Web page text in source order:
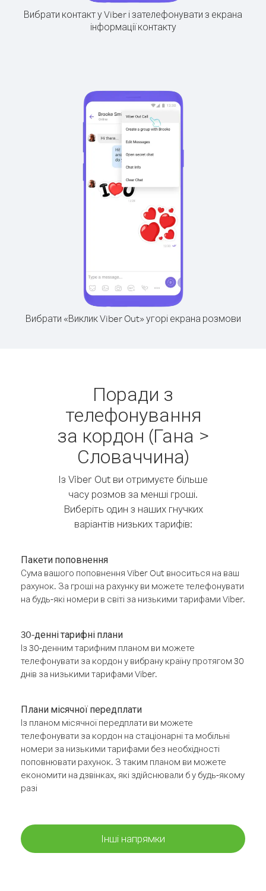
Вибрати контакт у Viber і зателефонувати з екрана
інформації контакту
Вибрати «Виклик Viber Out» угорі екрана розмови
Поради з
телефонування
за кордон (Гана >
Словаччина)
Із Viber Out ви отримуєте більше
часу розмов за менші гроші.
Виберіть один з наших гнучких
варіантів низьких тарифів:
Пакети поповнення
Сума вашого поповнення Viber Out вноситься на ваш
рахунок. За гроші на рахунку ви можете телефонувати
на будь-які номери в світі за низькими тарифами Viber.
30-денні тарифні плани
Із 30-денним тарифним планом ви можете
телефонувати за кордон у вибрану країну протягом 30
днів за низькими тарифами Viber.
Плани місячної передплати
Із планом місячної передплати ви можете
телефонувати за кордон на стаціонарні та мобільні
номери за низькими тарифами без необхідності
поповнювати рахунок. З таким планом ви можете
економити на дзвінках, які здійснювали б у будь-якому
разі
Інші напрямки